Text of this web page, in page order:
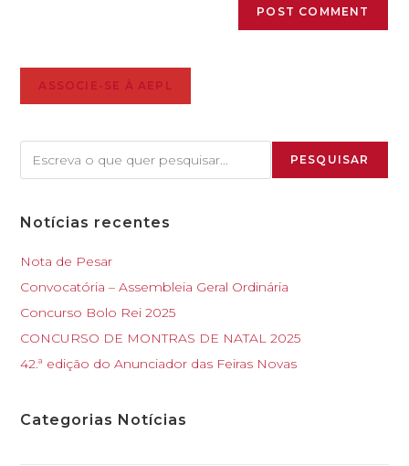
ASSOCIE-SE À AEPL
PESQUISAR
Notícias recentes
Nota de Pesar
Convocatória – Assembleia Geral Ordinária
Concurso Bolo Rei 2025
CONCURSO DE MONTRAS DE NATAL 2025
42.ª edição do Anunciador das Feiras Novas
Categorias Notícias